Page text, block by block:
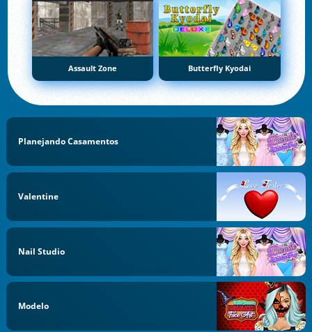
Assault Zone Butterfly Kyodai
Planejando Casamentos
Valentine
Nail Studio
Modelo